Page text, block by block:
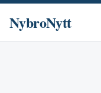
NybroNytt